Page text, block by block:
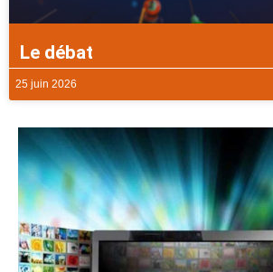
Le débat
25 juin 2026